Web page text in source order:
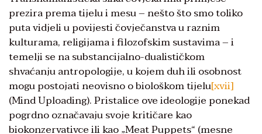
prezira prema tijelu i mesu – nešto što smo toliko
puta vidjeli u povijesti čovječanstva u raznim
kulturama, religijama i filozofskim sustavima – i
temelji se na substancijalno-dualističkom
shvaćanju antropologije, u kojem duh ili osobnost
mogu postojati neovisno o biološkom tijelu[xvii]
(Mind Uploading). Pristalice ove ideologije ponekad
pogrdno označavaju svoje kritičare kao
biokonzervativce ili kao „Meat Puppets“ (mesne